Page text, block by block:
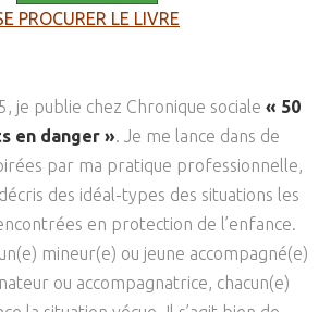
PROCURER LE LIVRE
je publie chez Chronique sociale « 50
en danger ». Je me lance dans de
par ma pratique professionnelle,
des idéal-types des situations les
en protection de l’enfance.
mineur(e) ou jeune accompagné(e)
ou accompagnatrice, chacun(e)